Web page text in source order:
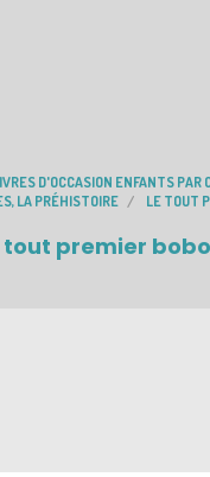
D'OCCASION ENFANTS PAR
LA PRÉHISTOIRE
LE TOUT
tout premier bobo